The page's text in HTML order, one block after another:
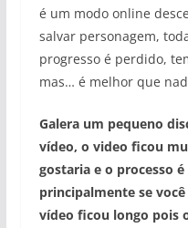
é um modo online
salvar personagem,
progresso é perdido,
mas… é melhor que
Galera um pequeno
vídeo, o video ficou
gostaria e o processo
principalmente se
vídeo ficou longo pois